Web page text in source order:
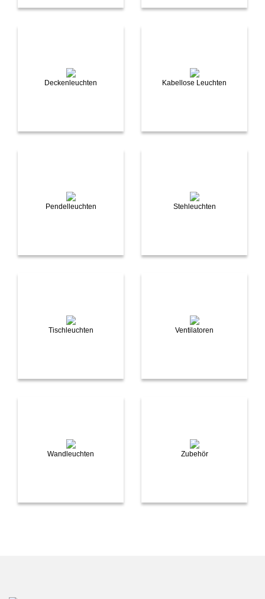
Deckenleuchten Kabellose Leuchten
Pendelleuchten Stehleuchten
Tischleuchten Ventilatoren
Wandleuchten Zubehör